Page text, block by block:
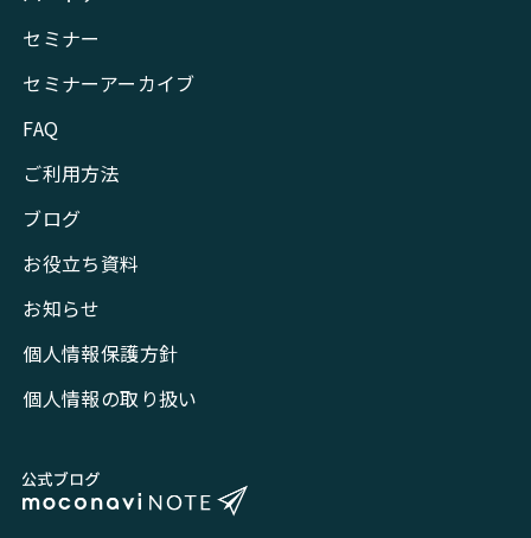
セミナー
セミナーアーカイブ
FAQ
ご利用方法
ブログ
お役立ち資料
お知らせ
個人情報保護方針
個人情報の取り扱い